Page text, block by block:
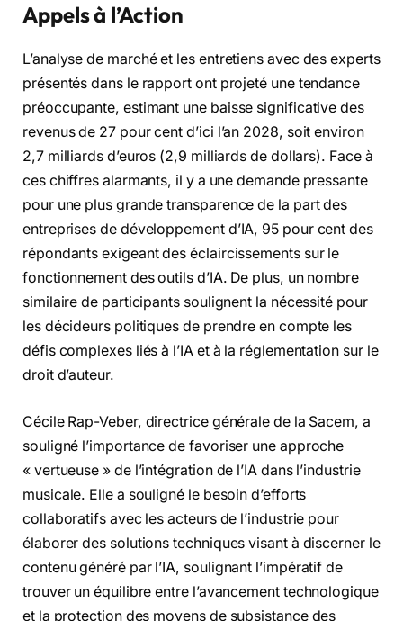
Appels à l’Action
L’analyse de marché et les entretiens avec des experts
présentés dans le rapport ont projeté une tendance
préoccupante, estimant une baisse significative des
revenus de 27 pour cent d’ici l’an 2028, soit environ
2,7 milliards d’euros (2,9 milliards de dollars). Face à
ces chiffres alarmants, il y a une demande pressante
pour une plus grande transparence de la part des
entreprises de développement d’IA, 95 pour cent des
répondants exigeant des éclaircissements sur le
fonctionnement des outils d’IA. De plus, un nombre
similaire de participants soulignent la nécessité pour
les décideurs politiques de prendre en compte les
défis complexes liés à l’IA et à la réglementation sur le
droit d’auteur.
Cécile Rap-Veber, directrice générale de la Sacem, a
souligné l’importance de favoriser une approche
« vertueuse » de l’intégration de l’IA dans l’industrie
musicale. Elle a souligné le besoin d’efforts
collaboratifs avec les acteurs de l’industrie pour
élaborer des solutions techniques visant à discerner le
contenu généré par l’IA, soulignant l’impératif de
trouver un équilibre entre l’avancement technologique
et la protection des moyens de subsistance des